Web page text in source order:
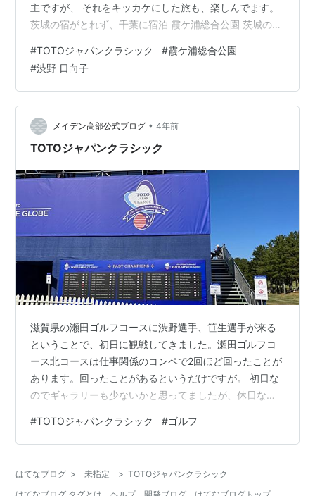
主ですが、 それをキッカケにした旅も、楽しんでます。
茨城の宿がとれず、千葉に宿泊 霞ケ浦総合公園 茨城の宿
戸や土浦に宿泊、飛行機は新千歳⇔茨城のスカイマーク
を利用予定でした。 渋野選手の出場が濃厚になった九
月、早目に宿をさがしましたが、予定宿泊地のホテルは
既に埋まっていた。 今年最後の三連休、11月4日の土浦
花火大会などが理由と思われます。 茨城は諦め、同じ常
磐線沿いの千葉県内で安く…
#TOTOジャパンクラシック #霞ケ浦総合公園
#渋野 日向子
メイデン高部公式ブログ • 4年前
TOTOジャパンクラシック
滋賀県の瀬田ゴルフコースに渋野選手、笹生選手が来る
ということで、初日に観戦してきました。瀬田ゴルフコ
ース北コースは仕事関係のコンペで2回ほど回ったことが
あります。回ったことがあるというだけですが。 初日な
のでギャラリーも少ないかと思ってましたが、休日なの
時過ぎに到着しましたが、バスに乗るまで30分もかかっ
てしまい、早めのスタートの組に間に合いませんでし
ら、特定の組について回るのは体力的に大変なので、1番
#TOTOジャパンクラシック #ゴルフ
はてなブログ > 未指定 > TOTOジャパンクラシック